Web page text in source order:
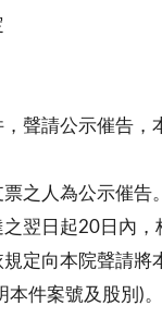
聲請公示催告，
之人為公示催告。
翌日起20日內，
本院聲請將本
案號及股別)。